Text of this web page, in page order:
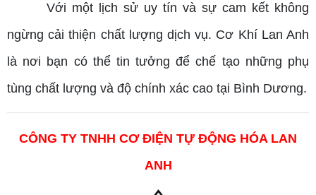
Với một lịch sử uy tín và sự cam kết không
ngừng cải thiện chất lượng dịch vụ. Cơ Khí Lan Anh
là nơi bạn có thể tin tưởng để chế tạo những phụ
tùng chất lượng và độ chính xác cao tại Bình Dương.
CÔNG TY TNHH CƠ ĐIỆN TỰ ĐỘNG HÓA LAN
ANH